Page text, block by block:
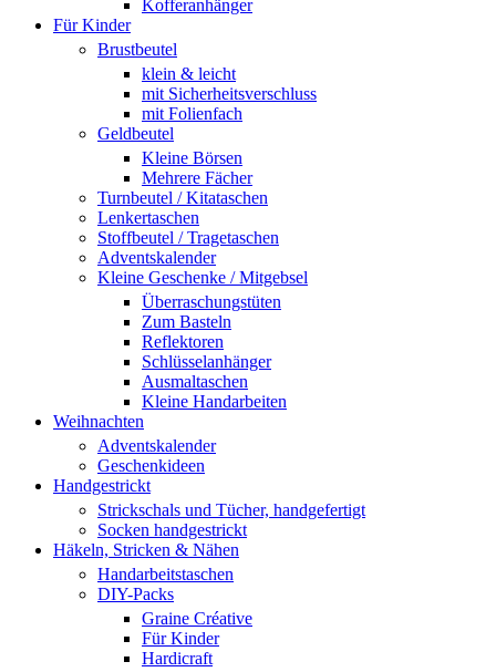
Kofferanhänger
Für Kinder
Brustbeutel
klein & leicht
mit Sicherheitsverschluss
mit Folienfach
Geldbeutel
Kleine Börsen
Mehrere Fächer
Turnbeutel / Kitataschen
Lenkertaschen
Stoffbeutel / Tragetaschen
Adventskalender
Kleine Geschenke / Mitgebsel
Überraschungstüten
Zum Basteln
Reflektoren
Schlüsselanhänger
Ausmaltaschen
Kleine Handarbeiten
Weihnachten
Adventskalender
Geschenkideen
Handgestrickt
Strickschals und Tücher, handgefertigt
Socken handgestrickt
Häkeln, Stricken & Nähen
Handarbeitstaschen
DIY-Packs
Graine Créative
Für Kinder
Hardicraft